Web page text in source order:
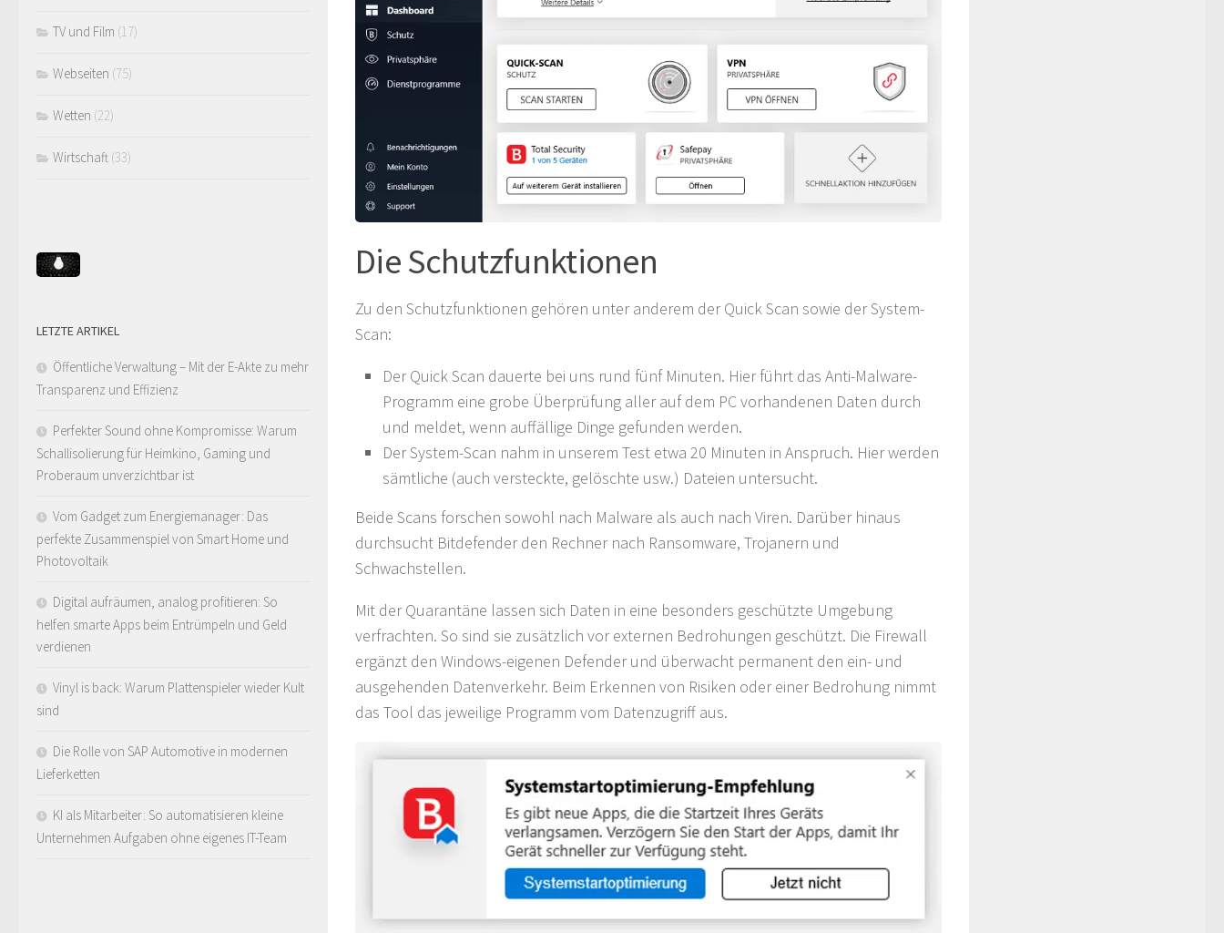
Die Schutzfunktionen
Zu den Schutzfunktionen gehören unter anderem der Quick Scan sowie der System-
Scan:
Der Quick Scan dauerte bei uns rund fünf Minuten. Hier führt das Anti-Malware-
Programm eine grobe Überprüfung aller auf dem PC vorhandenen Daten durch
und meldet, wenn auffällige Dinge gefunden werden.
Der System-Scan nahm in unserem Test etwa 20 Minuten in Anspruch. Hier werden
sämtliche (auch versteckte, gelöschte usw.) Dateien untersucht.
Beide Scans forschen sowohl nach Malware als auch nach Viren. Darüber hinaus
durchsucht Bitdefender den Rechner nach Ransomware, Trojanern und
Schwachstellen.
Mit der Quarantäne lassen sich Daten in eine besonders geschützte Umgebung
verfrachten. So sind sie zusätzlich vor externen Bedrohungen geschützt. Die Firewall
ergänzt den Windows-eigenen Defender und überwacht permanent den ein- und
ausgehenden Datenverkehr. Beim Erkennen von Risiken oder einer Bedrohung nimmt
das Tool das jeweilige Programm vom Datenzugriff aus.
TV und Film (17)
Webseiten (75)
Wetten (22)
Wirtschaft (33)
LETZTE ARTIKEL
Öffentliche Verwaltung – Mit der E-Akte zu mehr
Transparenz und Effizienz
Perfekter Sound ohne Kompromisse: Warum
Schallisolierung für Heimkino, Gaming und
Proberaum unverzichtbar ist
Vom Gadget zum Energiemanager: Das
perfekte Zusammenspiel von Smart Home und
Photovoltaik
Digital aufräumen, analog profitieren: So
helfen smarte Apps beim Entrümpeln und Geld
verdienen
Vinyl is back: Warum Plattenspieler wieder Kult
sind
Die Rolle von SAP Automotive in modernen
Lieferketten
KI als Mitarbeiter: So automatisieren kleine
Unternehmen Aufgaben ohne eigenes IT-Team